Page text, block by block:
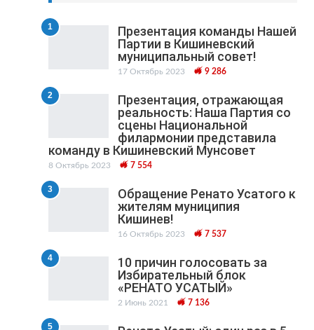
1
Презентация команды Нашей
Партии в Кишиневский
муниципальный cовет!
17 Октябрь 2023 9 286
2
Презентация, отражающая
реальность: Наша Партия со
сцены Национальной
филармонии представила
команду в Кишиневский Мунсовет
8 Октябрь 2023 7 554
3
Обращение Ренато Усатого к
жителям муниципия
Кишинев!
16 Октябрь 2023 7 537
4
10 причин голосовать за
Избирательный блок
«РЕНАТО УСАТЫЙ»
2 Июнь 2021 7 136
5